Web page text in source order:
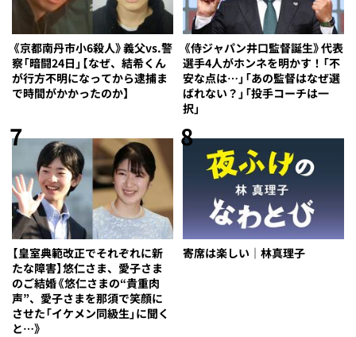
《京都南丹市小6殺人》義父vs.警
察「暗闘24日」【なぜ、結希くん
が行方不明になってから逮捕ま
で時間がかかったのか】
《侍ジャパン井口監督誕生》代表
選手4人がホンネを明かす！「不
安な点は…」「あの監督はなぜ選
ばれない？」「投手コーチは一
択」
7
【皇室典範改正でそれぞれに新
たな障害】悠仁さま、愛子さま
のご結婚《悠仁さまの“貴重肉
声”、愛子さまを那須で笑顔に
させた「イケメン同級生」に聞く
と…》
8
寄席は楽しい｜林真理子